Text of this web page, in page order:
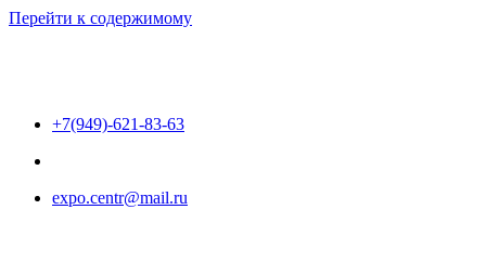
Перейти к содержимому
+7(949)-621-83-63
expo.centr@mail.ru